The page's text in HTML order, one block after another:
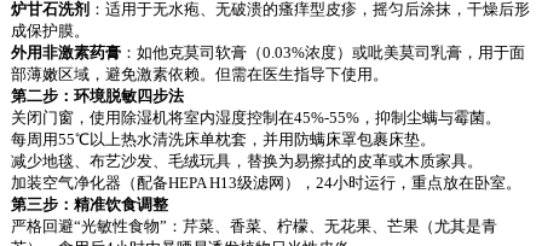
炉甘石洗剂 ：适用于无水疱、无破溃的瘙痒型皮疹，摇匀后涂抹，干燥后形
成保护膜。
外用非激素药膏：如他克莫司软膏（0.03%浓度）或吡美莫司乳膏，用于面
部薄嫩区域，避免激素依赖。但需在医生指导下使用。
第二步：环境脱敏四步法
关闭门窗，使用除湿机将室内湿度控制在45%-55%，抑制尘螨与霉菌。
每周用55℃以上热水清洗床单枕套，并用防螨床罩包裹床垫。
减少地毯、布艺沙发、毛绒玩具，替换为易擦拭的皮革或木质家具。
加装空气净化器（配备HEPA H13级滤网），24小时运行，重点放在卧室。
第三步：精准饮食调整
严格回避“光敏性食物”：芹菜、香菜、柠檬、无花果、芒果（尤其是青